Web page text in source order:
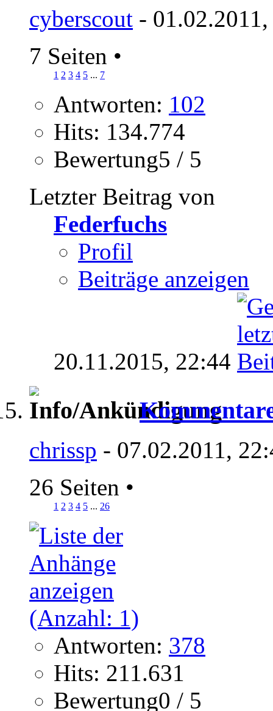
cyberscout -
7 Seiten •
1 2 3 4 5 ... 7
Antworten: 102
Hits: 134.774
Bewertung5 / 5
Letzter Beitrag von
Federfuchs
Profil
Beiträge anzeigen
20.11.2015, 22:44
chrissp - 07.02.2011,
26 Seiten •
1 2 3 4 5 ... 26
Antworten: 378
Hits: 211.631
Bewertung0 / 5